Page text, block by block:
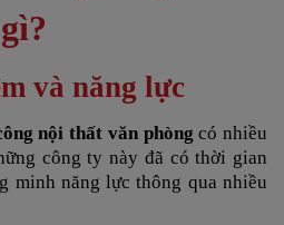
và năng lực
nội thất văn phòngcó nhiều
công ty này đã có thời gian
minh năng lực thông qua nhiều